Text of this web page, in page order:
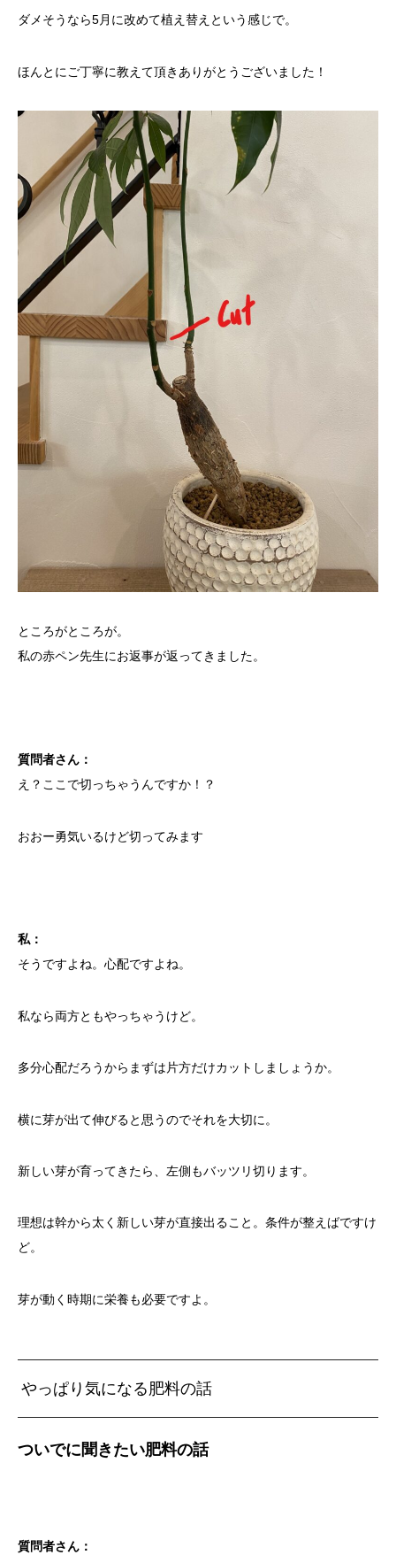
ダメそうなら5月に改めて植え替えという感じで。
ほんとにご丁寧に教えて頂きありがとうございました！
ところがところが。
私の赤ペン先生にお返事が返ってきました。
質問者さん：
え？ここで切っちゃうんですか！？
おおー勇気いるけど切ってみます
私：
そうですよね。心配ですよね。
私なら両方ともやっちゃうけど。
多分心配だろうからまずは片方だけカットしましょうか。
横に芽が出て伸びると思うのでそれを大切に。
新しい芽が育ってきたら、左側もバッツリ切ります。
理想は幹から太く新しい芽が直接出ること。条件が整えばですけ
ど。
芽が動く時期に栄養も必要ですよ。
やっぱり気になる肥料の話
ついでに聞きたい肥料の話
質問者さん：